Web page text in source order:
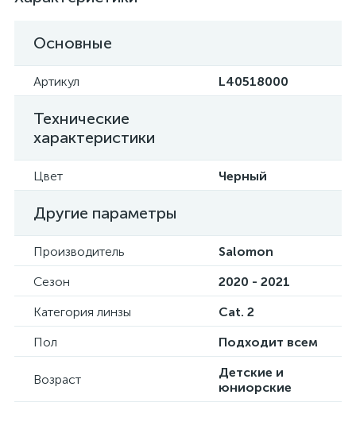
Основные
Артикул L40518000
Технические
характеристики
Цвет Черный
Другие параметры
Производитель
Salomon
Сезон
2020 - 2021
Категория линзы
Cat. 2
Пол
Подходит всем
Возраст
Детские и
юниорские